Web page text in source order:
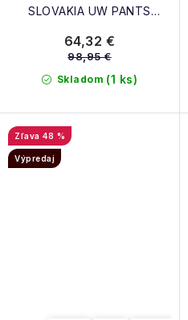
SLOVAKIA UW PANTS
Skladom (1 ks)
64,32 €
98,95 €
48 %
Výpredaj